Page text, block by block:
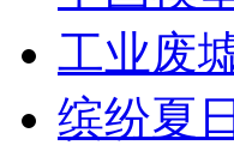
工业废
缤纷夏